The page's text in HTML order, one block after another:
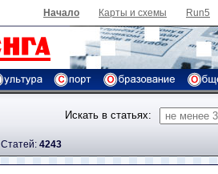
Начало Карты и схемы Run5
Искать в статьях:
Cтатей: 4243